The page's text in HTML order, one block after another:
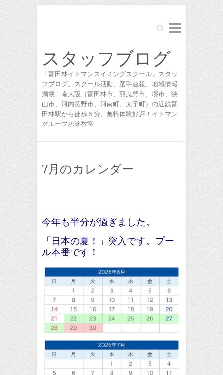
Search
スタッフブログ
「富田林イトマンスイミングスクール」スタッ
フブログ。スクール活動、選手速報、地域情報
満載！南大阪（富田林市、羽曳野市、堺市、狭
山市、河内長野市、河南町、太子町）の近鉄富
田林駅から徒歩５分。無料体験好評！イトマン
グループ水泳教室
7月のカレンダー
今年も半分が過ぎました。
「日本の夏！」突入です。プー
ル本番です！